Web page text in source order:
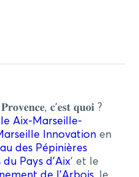
𝐜’𝐞𝐬𝐭 𝐪𝐮𝐨𝐢 ?
Aix-Marseille-
Innovation en
des Pépinières
Pays d’Aix’ et le